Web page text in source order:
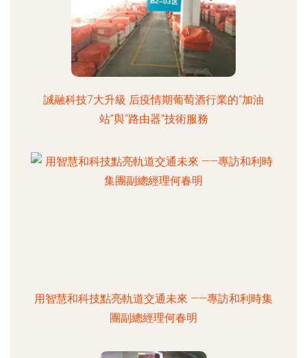
誠融科技7大升級 后疫情期葡萄酒行業的“加油
站”與“路由器”技術服務
用智慧和科技點亮軌道交通未來 ——專訪和利時集
團副總經理何春明